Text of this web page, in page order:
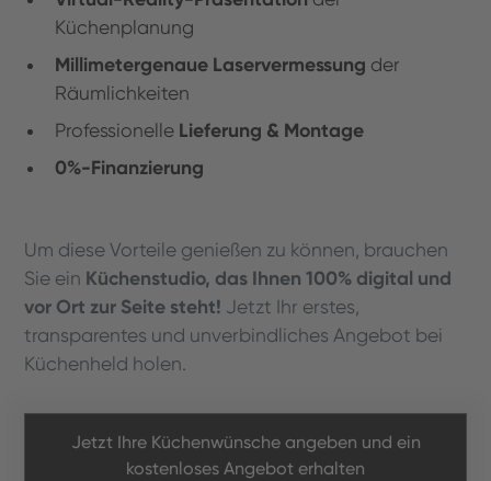
Küchenplanung
Millimetergenaue Laservermessung der
Räumlichkeiten
Professionelle Lieferung & Montage
0%-Finanzierung
Um diese Vorteile genießen zu können, brauchen
Sie ein Küchenstudio, das Ihnen 100% digital und
vor Ort zur Seite steht! Jetzt Ihr erstes,
transparentes und unverbindliches Angebot bei
Küchenheld holen.
Jetzt Ihre Küchenwünsche angeben und ein
kostenloses Angebot erhalten